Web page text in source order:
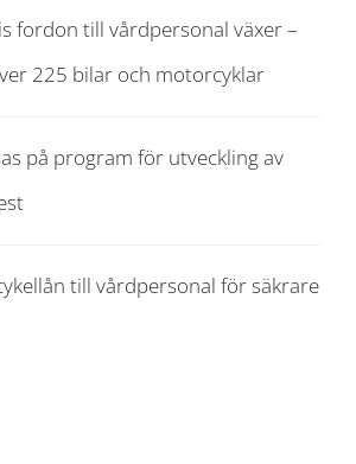
fordon till vårdpersonal växer –
225 bilar och motorcyklar
på program för utveckling av
till vårdpersonal för säkrare